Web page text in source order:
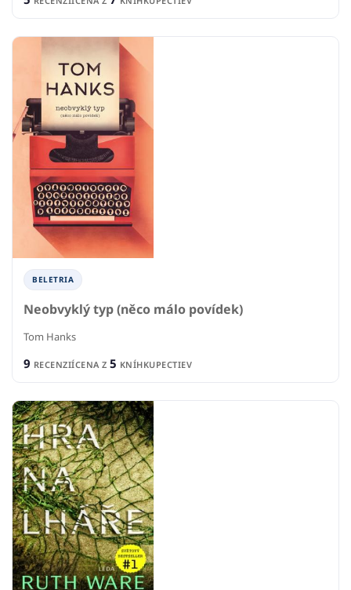
BELETRIA
Neobvyklý typ (něco málo povídek)
Tom Hanks
9 RECENZIÍCENA Z 5 KNÍHKUPECTIEV